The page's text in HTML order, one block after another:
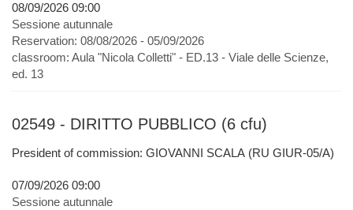
08/09/2026 09:00
Sessione autunnale
Reservation: 08/08/2026 - 05/09/2026
classroom: Aula "Nicola Colletti" - ED.13 - Viale delle Scienze,
ed. 13
02549 - DIRITTO PUBBLICO (6 cfu)
President of commission: GIOVANNI SCALA (RU GIUR-05/A)
07/09/2026 09:00
Sessione autunnale